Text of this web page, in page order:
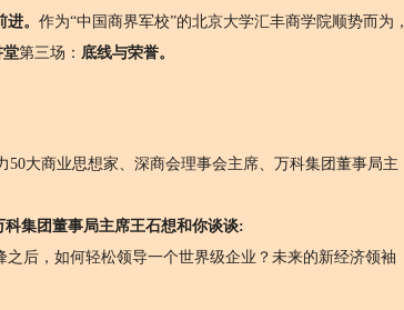
。 作为“中国商界军校”的北京大学汇丰商学院顺势而为，
堂第三场： 底线与荣誉。
50大商业思想家、深商会理事会主席、万科集团董事局主
集团董事局主席王石想和你谈谈:
，如何轻松领导一个世界级企业？未来的新经济领袖